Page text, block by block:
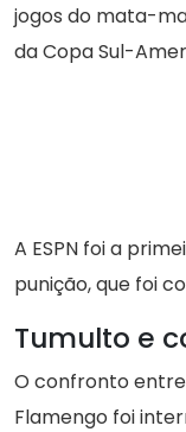
jogos do mata-
da Copa Sul-
A ESPN foi a
punição, que foi
Tumulto e
O confronto
Flamengo foi